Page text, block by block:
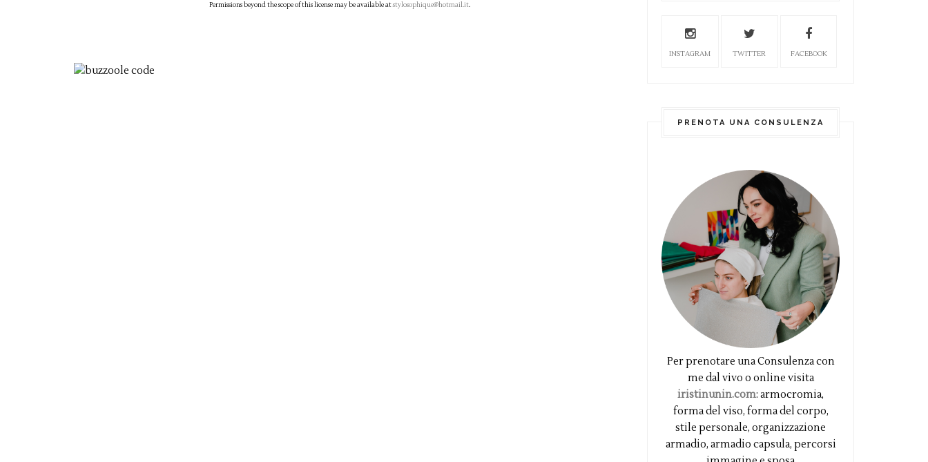
Permissions beyond the scope of this license may be available atstylosophique@hotmail.it.
INSTAGRAM TWITTER FACEBOOK
PRENOTA UNA CONSULENZA
Per prenotare una Consulenza con
me dal vivo o online visita
iristinunin.com: armocromia,
forma del viso, forma del corpo,
stile personale, organizzazione
armadio, armadio capsula, percorsi